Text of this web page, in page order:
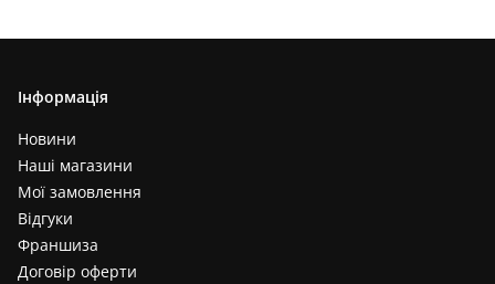
Інформація
Новини
Наші магазини
Мої замовлення
Відгуки
Франшиза
Договір оферти